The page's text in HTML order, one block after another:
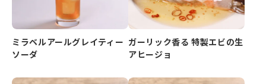
ミラベルアールグレイティー
ソーダ
ガーリック香る 特製エビの生
アヒージョ